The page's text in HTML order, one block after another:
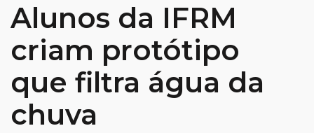
Alunos da IFRM
criam protótipo
que filtra água da
chuva